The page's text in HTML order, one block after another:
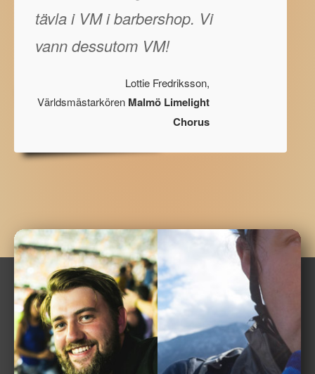
tävla i VM i barbershop. Vi
vann dessutom VM!
Lottie Fredriksson,
Världsmästarkören Malmö Limelight
Chorus